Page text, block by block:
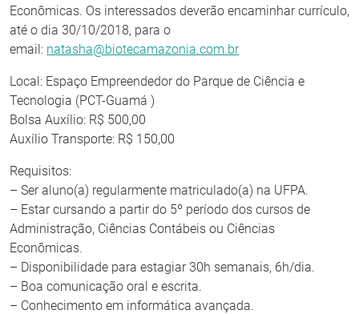
Econômicas. Os interessados deverão encaminhar currículo,
até o dia 30/10/2018, para o
email: natasha@biotecamazonia.com.br
Local: Espaço Empreendedor do Parque de Ciência e
Tecnologia (PCT-Guamá )
Bolsa Auxílio: R$ 500,00
Auxílio Transporte: R$ 150,00
Requisitos:
– Ser aluno(a) regularmente matriculado(a) na UFPA.
– Estar cursando a partir do 5º período dos cursos de
Administração, Ciências Contábeis ou Ciências
Econômicas.
– Disponibilidade para estagiar 30h semanais, 6h/dia.
– Boa comunicação oral e escrita.
– Conhecimento em informática avançada.